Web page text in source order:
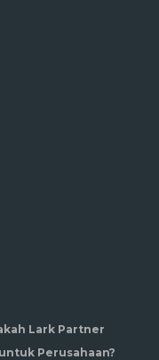
Lark Partner
Perusahaan?